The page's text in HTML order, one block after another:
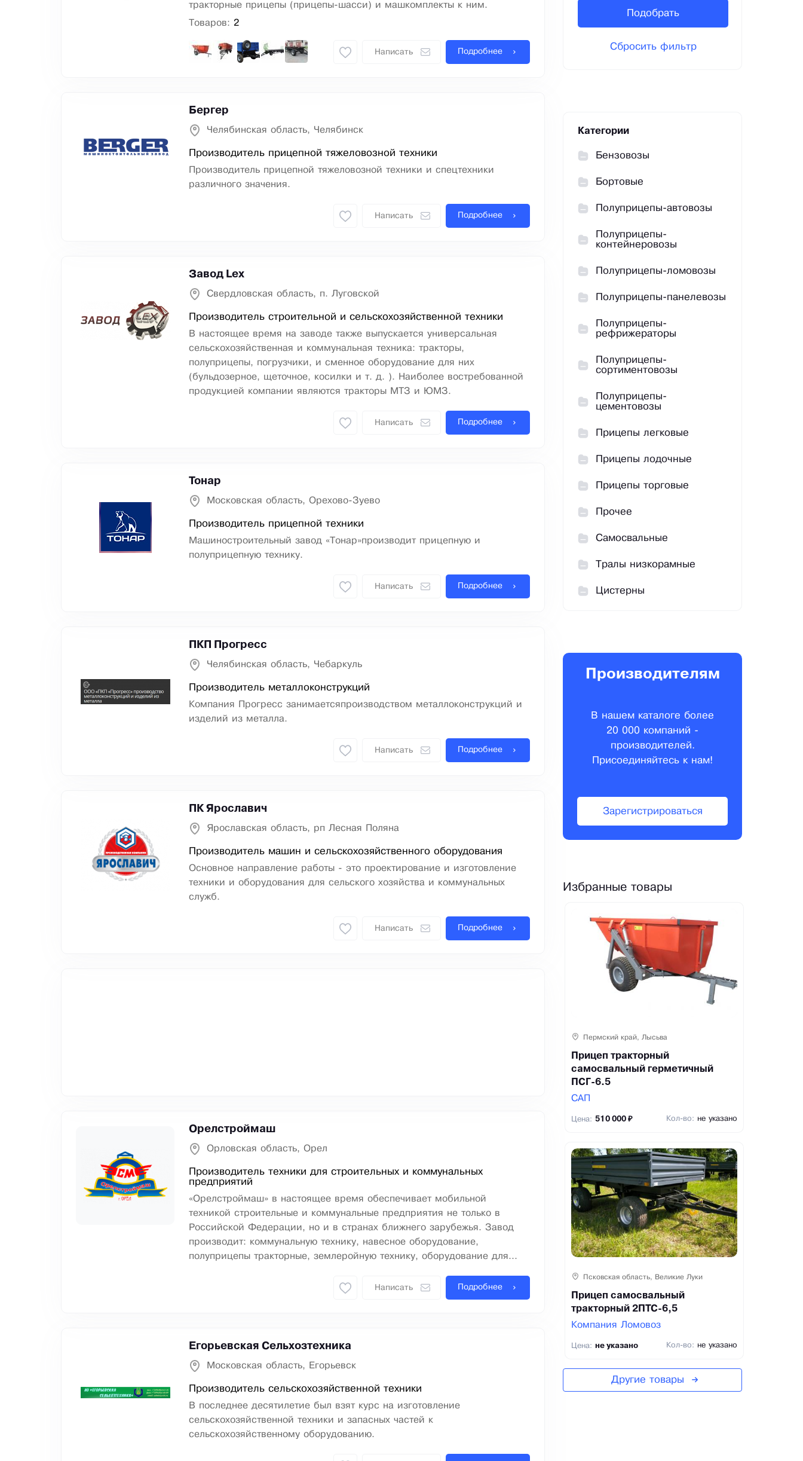
тракторные прицепы (прицепы-шасси) и машкомплекты к ним.
Товаров: 2
Написать Подробнее
Бергер
Челябинская область, Челябинск
Производитель прицепной тяжеловозной техники
Производитель прицепной тяжеловозной техники и спецтехники
различного значения.
Написать Подробнее
Завод Lex
Свердловская область, п. Луговской
Производитель строительной и сельскохозяйственной техники
В настоящее время на заводе также выпускается универсальная
сельскохозяйственная и коммунальная техника: тракторы,
полуприцепы, погрузчики, и сменное оборудование для них
(бульдозерное, щеточное, косилки и т. д. ). Наиболее востребованной
продукцией компании являются тракторы МТЗ и ЮМЗ.
Написать Подробнее
Тонар
Московская область, Орехово-Зуево
Производитель прицепной техники
Машиностроительный завод «Тонар»производит прицепную и
полуприцепную технику.
Написать Подробнее
ПКП Прогресс
Челябинская область, Чебаркуль
Производитель металлоконструкций
Компания Прогресс занимаетсяпроизводством металлоконструкций и
изделий из металла.
Написать Подробнее
ПК Ярославич
Ярославская область, рп Лесная Поляна
Производитель машин и сельскохозяйственного оборудования
Основное направление работы - это проектирование и изготовление
техники и оборудования для сельского хозяйства и коммунальных
служб.
Написать Подробнее
Орелстроймаш
Орловская область, Орел
Производитель техники для строительных и коммунальных
предприятий
«Орелстроймаш» в настоящее время обеспечивает мобильной
техникой строительные и коммунальные предприятия не только в
Российской Федерации, но и в странах ближнего зарубежья. Завод
производит: коммунальную технику, навесное оборудование,
полуприцепы тракторные, землеройную технику, оборудование для...
Написать Подробнее
Егорьевская Сельхозтехника
Московская область, Егорьевск
Производитель сельскохозяйственной техники
В последнее десятилетие был взят курс на изготовление
сельскохозяйственной техники и запасных частей к
сельскохозяйственному оборудованию.
Подобрать
Сбросить фильтр
Категории
Бензовозы
Бортовые
Полуприцепы-автовозы
Полуприцепы-
контейнеровозы
Полуприцепы-ломовозы
Полуприцепы-панелевозы
Полуприцепы-
рефрижераторы
Полуприцепы-
сортиментовозы
Полуприцепы-
цементовозы
Прицепы легковые
Прицепы лодочные
Прицепы торговые
Прочее
Самосвальные
Тралы низкорамные
Цистерны
Производителям
В нашем каталоге более
20 000 компаний -
производителей.
Присоединяйтесь к нам!
Зарегистрироваться
Избранные товары
Пермский край, Лысьва
Прицеп тракторный
самосвальный герметичный
ПСГ-6.5
САП
Кол-во: не указано
Цена: 510 000 ₽
Псковская область, Великие Луки
Прицеп самосвальный
тракторный 2ПТС-6,5
Компания Ломовоз
Кол-во: не указано
Цена: не указано
Другие товары